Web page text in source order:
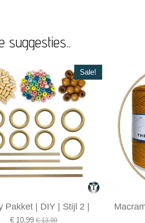
suggesties..
Sale!
Pakket | DIY | Stijl 2 |
€ 10,99 € 13,99